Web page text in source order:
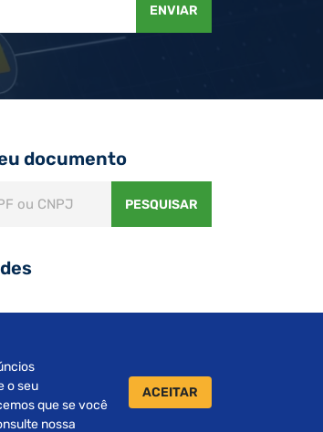
ENVIAR
documento
PESQUISAR
o seu
que se você
nossa
ACEITAR